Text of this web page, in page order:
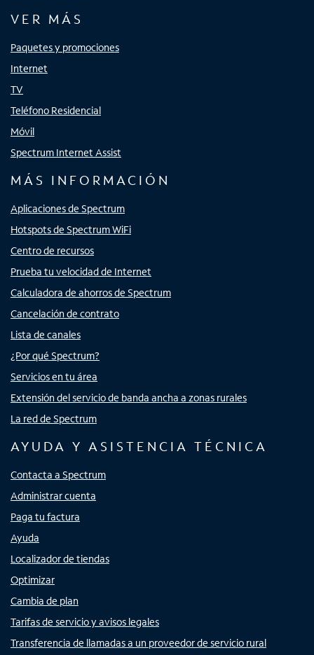
VER MÁS
Paquetes y promociones
Internet
TV
Teléfono Residencial
Móvil
Spectrum Internet Assist
MÁS INFORMACIÓN
Aplicaciones de Spectrum
Hotspots de Spectrum WiFi
Centro de recursos
Prueba tu velocidad de Internet
Calculadora de ahorros de Spectrum
Cancelación de contrato
Lista de canales
¿Por qué Spectrum?
Servicios en tu área
Extensión del servicio de banda ancha a zonas rurales
La red de Spectrum
AYUDA Y ASISTENCIA TÉCNICA
Contacta a Spectrum
Administrar cuenta
Paga tu factura
Ayuda
Localizador de tiendas
Optimizar
Cambia de plan
Tarifas de servicio y avisos legales
Transferencia de llamadas a un proveedor de servicio rural